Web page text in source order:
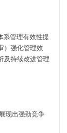
管理有效性提
）强化管理效
及持续改进管理
现出强劲竞争